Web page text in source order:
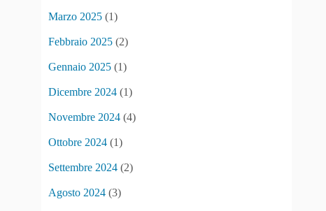
Marzo 2025 (1)
Febbraio 2025 (2)
Gennaio 2025 (1)
Dicembre 2024 (1)
Novembre 2024 (4)
Ottobre 2024 (1)
Settembre 2024 (2)
Agosto 2024 (3)